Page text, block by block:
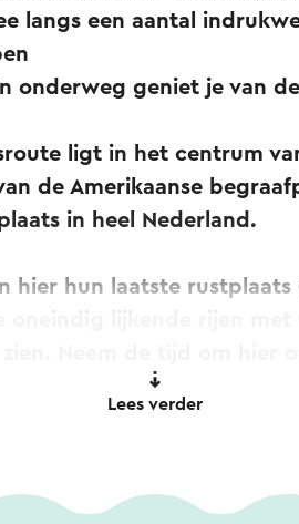
langs een aantal
onderweg geniet je van
ligt in het centrum
de Amerikaanse
in heel Nederland.
hier hun laatste rustplaats
Mesch. Dit pittoresk
Lees verder